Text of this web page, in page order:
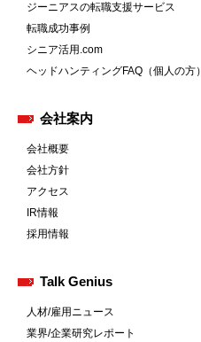
ジーニアスの転職支援サービス
転職成功事例
シニア活用.com
ヘッドハンティングFAQ（個人の方）
会社案内
会社概要
会社方針
アクセス
IR情報
採用情報
Talk Genius
人材/雇用ニュース
業界/企業研究レポート